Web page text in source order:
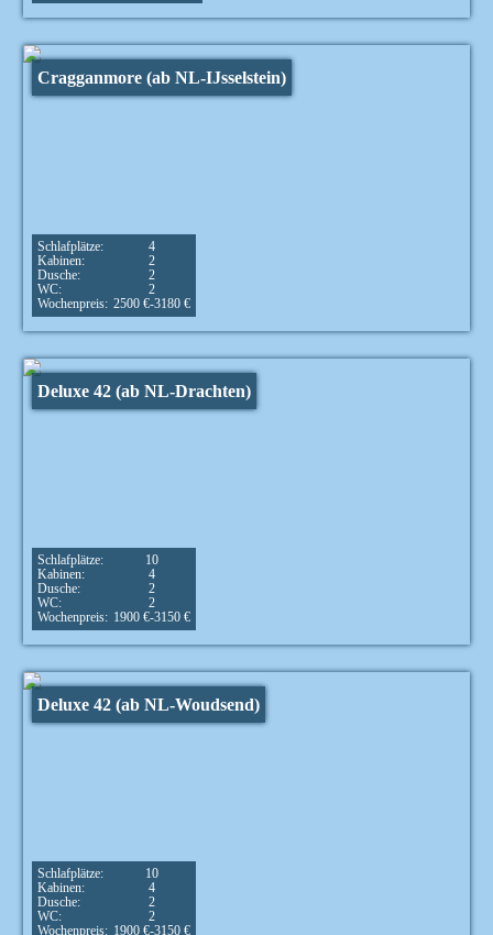
Cragganmore (ab NL-IJsselstein)
Schlafplätze:
4
Kabinen:
2
Dusche:
2
WC:
2
Wochenpreis: 2500 €-3180 €
Deluxe 42 (ab NL-Drachten)
Schlafplätze:
10
Kabinen:
4
Dusche:
2
WC:
2
Wochenpreis: 1900 €-3150 €
Deluxe 42 (ab NL-Woudsend)
Schlafplätze:
10
Kabinen:
4
Dusche:
2
WC:
2
Wochenpreis: 1900 €-3150 €